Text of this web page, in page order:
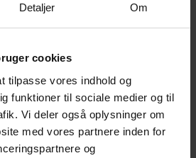
Detaljer Om
cookies
tilpasse vores indhold og
funktioner til sociale medier og til
Vi deler også oplysninger om
med vores partnere inden for
og
sommerhuset og bliver hurtigt
Start dagen med morgenmad
eroverdækket
gyngeogsandkasse, mens hunden
grund sammen med jer. Om
husetsbålpladsog nyde den
åbne himmel.